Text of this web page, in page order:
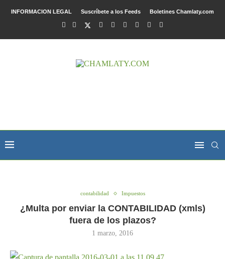
INFORMACION LEGAL Suscríbete a los Feeds Boletines Chamlaty.com
contabilidad Impuestos
¿Multa por enviar la CONTABILIDAD (xmls)
fuera de los plazos?
1 marzo, 2016